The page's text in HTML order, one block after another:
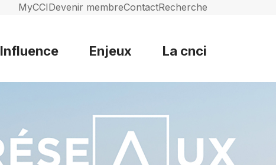
MyCCIDevenir membreContactRecherche
Influence Enjeux La cnci